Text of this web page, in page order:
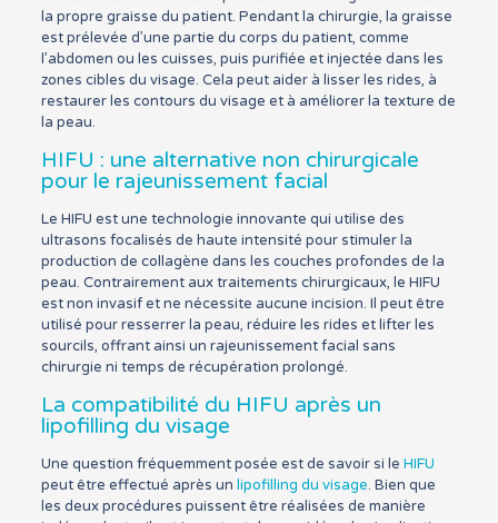
la propre graisse du patient. Pendant la chirurgie, la graisse
est prélevée d’une partie du corps du patient, comme
l’abdomen ou les cuisses, puis purifiée et injectée dans les
zones cibles du visage. Cela peut aider à lisser les rides, à
restaurer les contours du visage et à améliorer la texture de
la peau.
HIFU : une alternative non chirurgicale
pour le rajeunissement facial
Le HIFU est une technologie innovante qui utilise des
ultrasons focalisés de haute intensité pour stimuler la
production de collagène dans les couches profondes de la
peau. Contrairement aux traitements chirurgicaux, le HIFU
est non invasif et ne nécessite aucune incision. Il peut être
utilisé pour resserrer la peau, réduire les rides et lifter les
sourcils, offrant ainsi un rajeunissement facial sans
chirurgie ni temps de récupération prolongé.
La compatibilité du HIFU après un
lipofilling du visage
Une question fréquemment posée est de savoir si le HIFU
peut être effectué après un lipofilling du visage. Bien que
les deux procédures puissent être réalisées de manière